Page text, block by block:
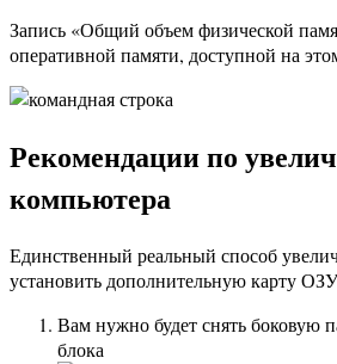
Запись «Общий объем физической
оперативной памяти, доступной на
Рекомендации по
компьютера
Единственный реальный способ
установить дополнительную карту
Вам нужно будет снять боковую
блока